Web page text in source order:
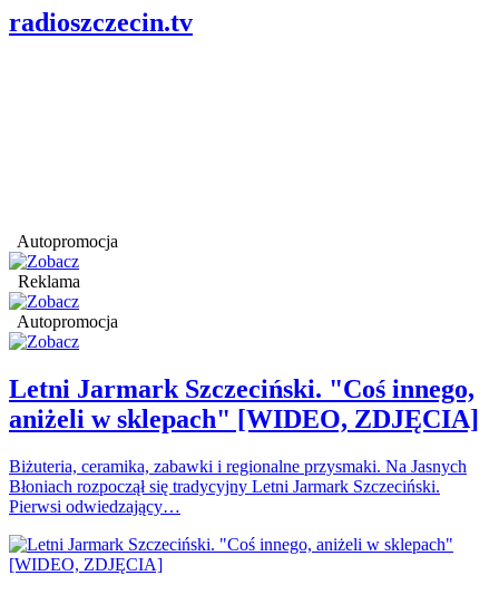
radioszczecin.tv
Autopromocja
Reklama
Autopromocja
Letni Jarmark Szczeciński. "Coś innego,
aniżeli w sklepach" [WIDEO, ZDJĘCIA]
Biżuteria, ceramika, zabawki i regionalne przysmaki. Na Jasnych
Błoniach rozpoczął się tradycyjny Letni Jarmark Szczeciński.
Pierwsi odwiedzający…